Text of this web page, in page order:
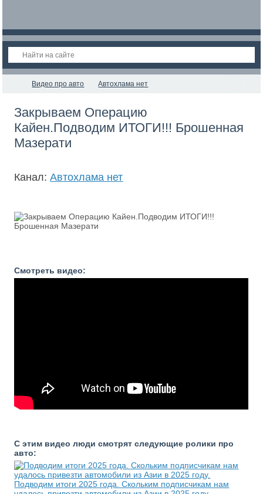
Видео про авто Автохлама нет
Закрываем Операцию
Кайен.Подводим ИТОГИ!!! Брошенная
Мазерати
Канал:Автохлама нет
Смотреть видео:
С этим видео люди смотрят следующие ролики про
авто:
Подводим итоги 2025 года. Скольким подписчикам нам